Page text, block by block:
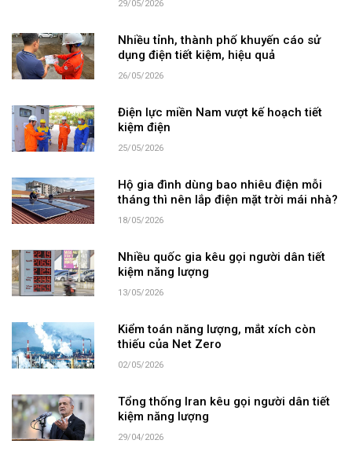
29/05/2026
Nhiều tỉnh, thành phố khuyến cáo sử
dụng điện tiết kiệm, hiệu quả
26/05/2026
Điện lực miền Nam vượt kế hoạch tiết
kiệm điện
25/05/2026
Hộ gia đình dùng bao nhiêu điện mỗi
tháng thì nên lắp điện mặt trời mái nhà?
18/05/2026
Nhiều quốc gia kêu gọi người dân tiết
kiệm năng lượng
13/05/2026
Kiểm toán năng lượng, mắt xích còn
thiếu của Net Zero
02/05/2026
Tổng thống Iran kêu gọi người dân tiết
kiệm năng lượng
29/04/2026